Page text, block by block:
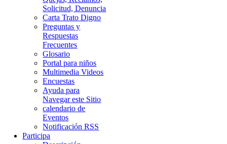
Solicitud, Denuncia
Carta Trato Digno
Preguntas y
Respuestas
Frecuentes
Glosario
Portal para niños
Multimedia Videos
Encuestas
Ayuda para
Navegar este Sitio
calendario de
Eventos
Notificación RSS
Participa